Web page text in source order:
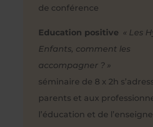
de conférence
Education positive « Les
Enfants, comment les
accompagner ? »
séminaire de 8 x 2h
parents et aux
l’éducation et de